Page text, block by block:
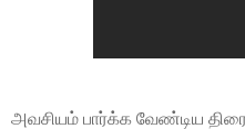
அவசியம் பார்க்க வேண்டிய